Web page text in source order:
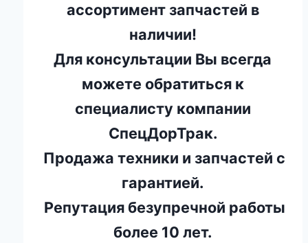
ассортимент запчастей в
наличии!
Для консультации Вы всегда
можете обратиться к
специалисту компании
СпецДорТрак.
Продажа техники и запчастей с
гарантией.
Репутация безупречной работы
более 10 лет.